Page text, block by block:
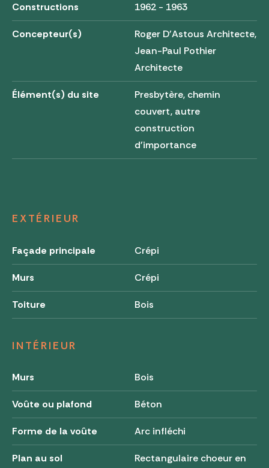
Constructions 1962 - 1963
Concepteur(s)
Roger D'Astous Architecte,
Jean-Paul Pothier
Architecte
Élément(s) du site
Presbytère, chemin
couvert, autre
construction
d'importance
EXTÉRIEUR
Façade principale Crépi
Murs Crépi
Toiture Bois
INTÉRIEUR
Murs Bois
Voûte ou plafond Béton
Forme de la voûte Arc infléchi
Plan au sol
Rectangulaire choeur en